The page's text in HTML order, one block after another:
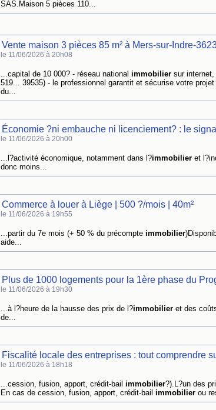
SAS.Maison 5 pièces 110...
Vente maison 3 pièces 85 m² à Mers-sur-Indre-
le 11/06/2026 à 20h08
...capital de 10 000? - réseau national immobiliersur internet,
519... 39535) - le professionnel garantit et sécurise votre projet
du...
Économie ?ni embauche ni licenciement? : le
le 11/06/2026 à 20h00
...l?activité économique, notamment dans l?immobilieret
donc moins...
Commerce à louer à Liège | 500 ?/mois | 40m²
le 11/06/2026 à 19h55
...partir du 7e mois (+ 50 % du précompte immobilier
aide...
Plus de 1000 logements pour la 1ère phase du
le 11/06/2026 à 19h30
...à l?heure de la hausse des prix de l?immobilieret des
de...
Fiscalité locale des entreprises : tout comprendre
le 11/06/2026 à 18h18
...cession, fusion, apport, crédit-bail immobilier?).L?un des
En cas de cession, fusion, apport, crédit-bail immobilierou